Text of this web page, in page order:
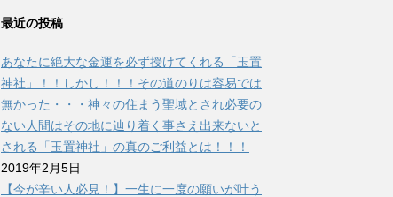
最近の投稿
あなたに絶大な金運を必ず授けてくれる「玉置
神社」！！しかし！！！その道のりは容易では
無かった・・・神々の住まう聖域とされ必要の
ない人間はその地に辿り着く事さえ出来ないと
される「玉置神社」の真のご利益とは！！！
2019年2月5日
【今が辛い人必見！】一生に一度の願いが叶う